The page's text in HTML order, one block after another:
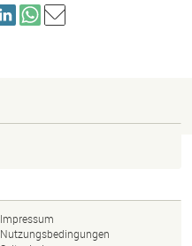
Impressum
Nutzungsbedingungen